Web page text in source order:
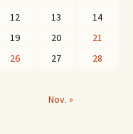
12 13
14
19 20
21
26 27
28
Nov. »